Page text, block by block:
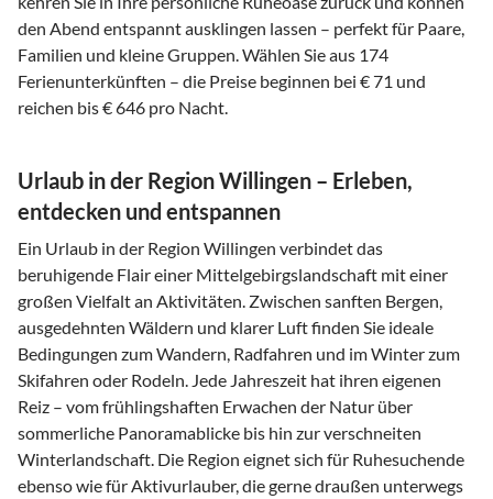
den Abend entspannt ausklingen lassen – perfekt für Paare,
Familien und kleine Gruppen. Wählen Sie aus 174
Ferienunterkünften – die Preise beginnen bei € 71 und
reichen bis € 646 pro Nacht.
Urlaub in der Region Willingen – Erleben,
entdecken und entspannen
Ein Urlaub in der Region Willingen verbindet das
beruhigende Flair einer Mittelgebirgslandschaft mit einer
großen Vielfalt an Aktivitäten. Zwischen sanften Bergen,
ausgedehnten Wäldern und klarer Luft finden Sie ideale
Bedingungen zum Wandern, Radfahren und im Winter zum
Skifahren oder Rodeln. Jede Jahreszeit hat ihren eigenen
Reiz – vom frühlingshaften Erwachen der Natur über
sommerliche Panoramablicke bis hin zur verschneiten
Winterlandschaft. Die Region eignet sich für Ruhesuchende
ebenso wie für Aktivurlauber, die gerne draußen unterwegs